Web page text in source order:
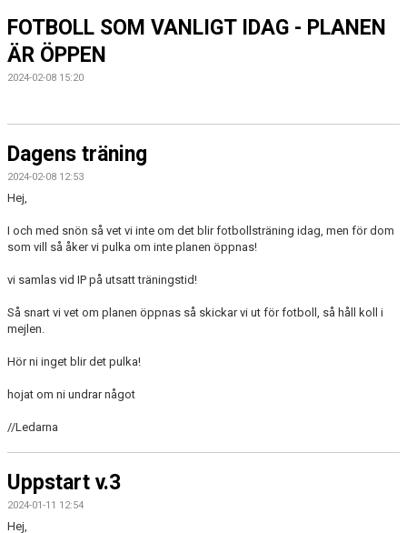
FOTBOLL SOM VANLIGT IDAG - PLANEN
ÄR ÖPPEN
2024-02-08 15:20
Dagens träning
2024-02-08 12:53
Hej,
I och med snön så vet vi inte om det blir fotbollsträning idag, men för dom
som vill så åker vi pulka om inte planen öppnas!
vi samlas vid IP på utsatt träningstid!
Så snart vi vet om planen öppnas så skickar vi ut för fotboll, så håll koll i
mejlen.
Hör ni inget blir det pulka!
hojat om ni undrar något
//Ledarna
Uppstart v.3
2024-01-11 12:54
Hej,